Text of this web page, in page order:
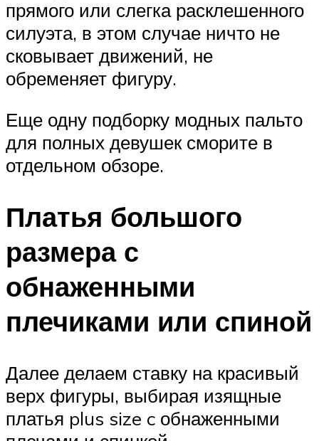
прямого или слегка расклешенного
силуэта, в этом случае ничто не
сковывает движений, не
обременяет фигуру.
Еще одну подборку модных пальто
для полных девушек сморите в
отдельном обзоре.
Платья большого
размера с
обнаженными
плечиками или спиной
Далее делаем ставку на красивый
верх фигуры, выбирая изящные
платья plus size c обнаженными